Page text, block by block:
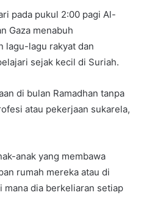
pada pukul 2:00 pagi Al-
Gaza menabuh
lagu-lagu rakyat dan
sejak kecil di Suriah.
di bulan Ramadhan tanpa
atau pekerjaan sukarela,
anak yang membawa
rumah mereka atau di
mana dia berkeliaran setiap